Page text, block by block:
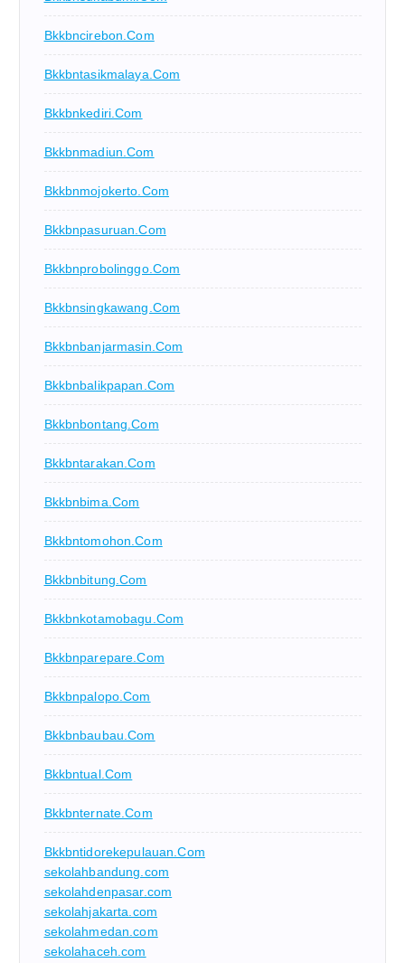
Bkkbncirebon.com
Bkkbntasikmalaya.com
Bkkbnkediri.com
Bkkbnmadiun.com
Bkkbnmojokerto.com
Bkkbnpasuruan.com
Bkkbnprobolinggo.com
Bkkbnsingkawang.com
Bkkbnbanjarmasin.com
Bkkbnbalikpapan.com
Bkkbnbontang.com
Bkkbntarakan.com
Bkkbnbima.com
Bkkbntomohon.com
Bkkbnbitung.com
Bkkbnkotamobagu.com
Bkkbnparepare.com
Bkkbnpalopo.com
Bkkbnbaubau.com
Bkkbntual.com
Bkkbnternate.com
Bkkbntidorekepulauan.com
sekolahbandung.com
sekolahdenpasar.com
sekolahjakarta.com
sekolahmedan.com
sekolahaceh.com